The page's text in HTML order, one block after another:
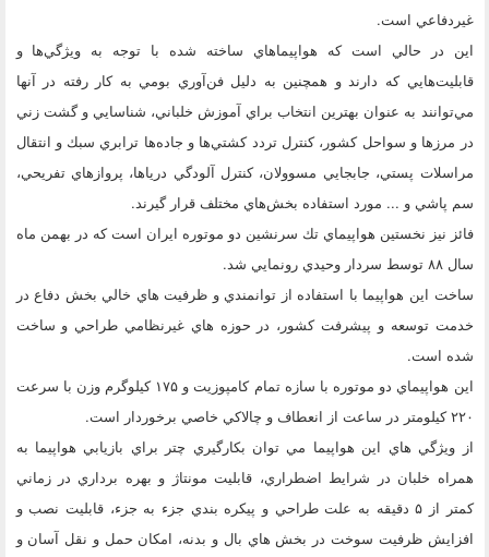
غيردفاعي است.
اين در حالي است كه هواپيماهاي ساخته شده با توجه به ويژگي‌ها و
قابليت‌هايي كه دارند و همچنين به دليل فن‌آوري بومي به كار رفته در آنها
مي‌توانند به عنوان بهترين انتخاب براي آموزش خلباني، شناسايي و گشت زني
در مرزها و سواحل كشور، ‌كنترل تردد كشتي‌ها و جاده‌ها ترابري سبك و انتقال
مراسلات پستي، جابجايي مسوولان، كنترل آلودگي درياها،‌ پروازهاي تفريحي،
سم پاشي و ... مورد استفاده بخش‌هاي مختلف قرار گيرند.
فائز نيز نخستين هواپيماي تك سرنشين دو موتوره ايران است كه در بهمن ماه
سال ۸۸ توسط سردار وحيدي رونمايي شد.
ساخت اين هواپيما با استفاده از توانمندي و ظرفيت هاي خالي بخش دفاع در
خدمت توسعه و پيشرفت كشور، در حوزه هاي غيرنظامي طراحي و ساخت
شده است.
اين هواپيماي دو موتوره با سازه تمام كامپوزيت و ۱۷۵ كيلوگرم وزن با سرعت
۲۲۰ كيلومتر در ساعت از انعطاف و چالاكي خاصي برخوردار است.
از ويژگي هاي اين هواپيما مي توان بكارگيري چتر براي بازيابي هواپيما به
همراه خلبان در شرايط اضطراري، قابليت مونتاژ و بهره برداري در زماني
كمتر از ۵ دقيقه به علت طراحي و پيكره بندي جزء به جزء، قابليت نصب و
افزايش ظرفيت سوخت در بخش هاي بال و بدنه، امكان حمل و نقل آسان و